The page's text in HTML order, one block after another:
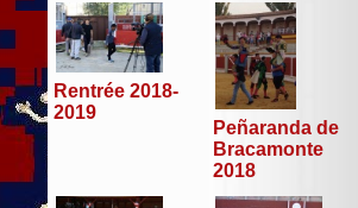
Rentrée 2018-
2019
Peñaranda de
Bracamonte
2018